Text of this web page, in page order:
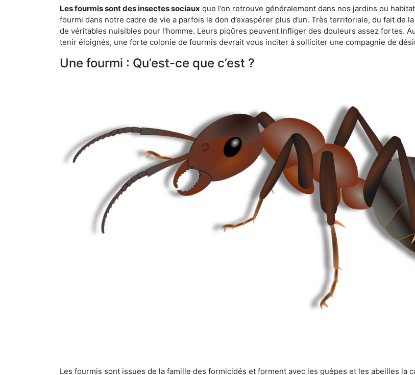
Les fourmis sont des insectes sociaux que l’on retrouve généralement dans nos jardins ou
fourmi dans notre cadre de vie a parfois le don d’exaspérer plus d’un. Très territoriale, du fait de
de véritables nuisibles pour l’homme. Leurs piqûres peuvent infliger des douleurs assez fortes.
tenir éloignés, une forte colonie de fourmis devrait vous inciter à solliciter une compagnie de
Une fourmi : Qu’est-ce que c’est ?
Les fourmis sont issues de la famille des formicidés et forment avec les guêpes et les abeilles la